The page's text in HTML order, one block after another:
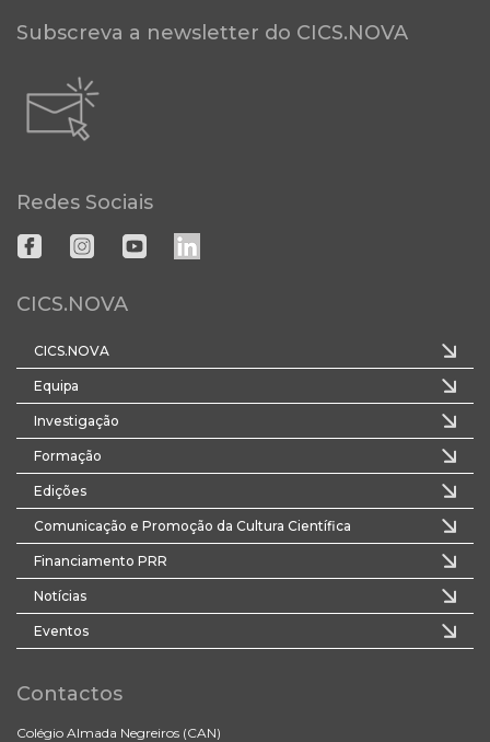
Subscreva a newsletter do CICS.NOVA
Redes Sociais
CICS.NOVA
CICS.NOVA
Equipa
Investigação
Formação
Edições
Comunicação e Promoção da Cultura Científica
Financiamento PRR
Notícias
Eventos
Contactos
Colégio Almada Negreiros (CAN)